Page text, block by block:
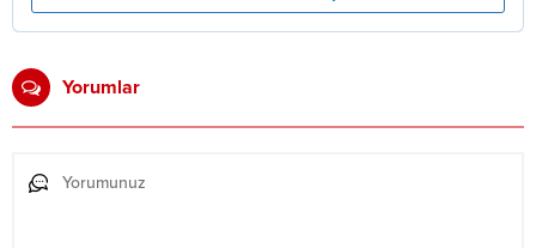
Yorumlar